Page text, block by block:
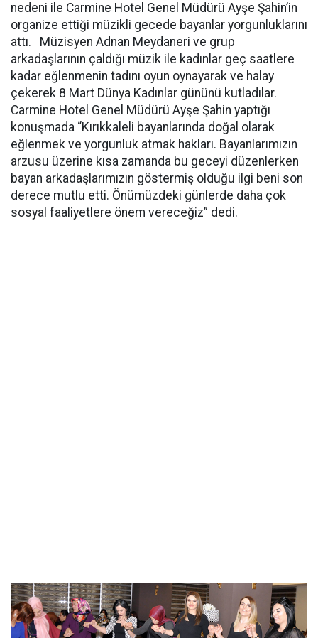
nedeni ile Carmine Hotel Genel Müdürü Ayşe Şahin’in
organize ettiği müzikli gecede bayanlar yorgunluklarını
attı. Müzisyen Adnan Meydaneri ve grup
arkadaşlarının çaldığı müzik ile kadınlar geç saatlere
kadar eğlenmenin tadını oyun oynayarak ve halay
çekerek 8 Mart Dünya Kadınlar gününü kutladılar.
Carmine Hotel Genel Müdürü Ayşe Şahin yaptığı
konuşmada “Kırıkkaleli bayanlarında doğal olarak
eğlenmek ve yorgunluk atmak hakları. Bayanlarımızın
arzusu üzerine kısa zamanda bu geceyi düzenlerken
bayan arkadaşlarımızın göstermiş olduğu ilgi beni son
derece mutlu etti. Önümüzdeki günlerde daha çok
sosyal faaliyetlere önem vereceğiz” dedi.